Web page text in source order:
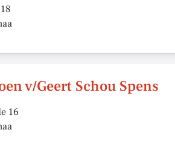
v/Geert Schou Spens
16